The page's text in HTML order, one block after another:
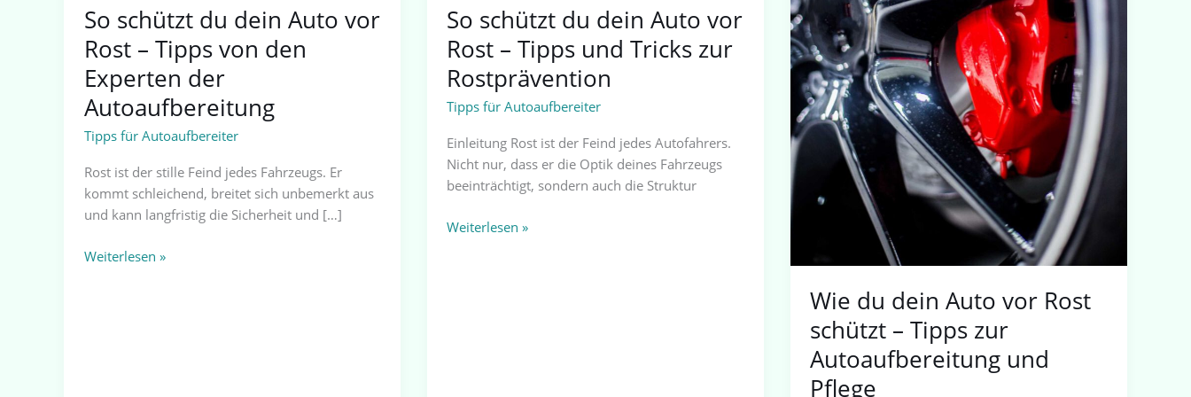
So schützt du dein Auto vor
Rost – Tipps von den
Experten der
Autoaufbereitung
Tipps für Autoaufbereiter
Rost ist der stille Feind jedes Fahrzeugs. Er
kommt schleichend, breitet sich unbemerkt aus
und kann langfristig die Sicherheit und […]
der
Autoaufbereitung
Weiterlesen »
So schützt du dein Auto vor
Rost – Tipps und Tricks zur
Rostprävention
Tipps für Autoaufbereiter
Einleitung Rost ist der Feind jedes Autofahrers.
Nicht nur, dass er die Optik deines Fahrzeugs
beeinträchtigt, sondern auch die Struktur
Rostprävention
Weiterlesen »
Wie du dein Auto vor Rost
schützt – Tipps zur
Autoaufbereitung und
Pflege
und
Pflege